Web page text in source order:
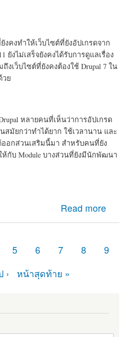
งคงทำให้เว็บไซต์ที่ยังอัปเกรดจาก
ยังไม่เสร็จยังคงได้รับการดูแลเรื่อง
เว็บไซต์ที่ยังคงต้องใช้ Drupal 7 ใน
วย
หลายคนที่เห็นว่าการอัปเกรด
สมัยกว่าทำได้ยาก ใช้เวลานาน และ
อกส่วนเสริมนี้มา สำหรับคนที่ยัง
กับ Module บางส่วนที่ยังมีนักพัฒนา
Read more
ที่ควรติดตั้ง หากเว็บไซต์
7 มายืดอายุความปลอดภัยให้
5 6 7 8
9
› หน้าสุดท้าย »